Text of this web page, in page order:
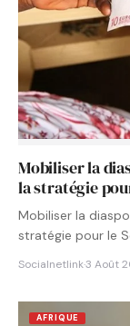
Mobiliser la
la stratégie
Mobiliser la
stratégie pour le
Socialnetlink·3 Août
AFRIQUE